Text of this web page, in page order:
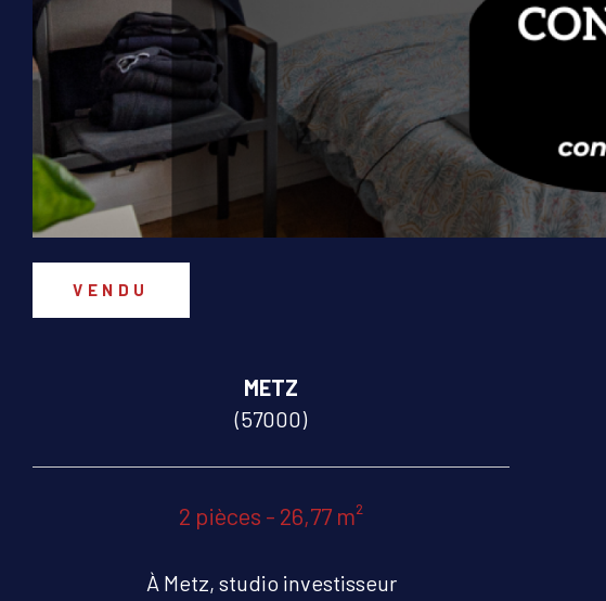
VENDU
METZ
(57000)
2 pièces - 26,77 m²
À Metz, studio investisseur